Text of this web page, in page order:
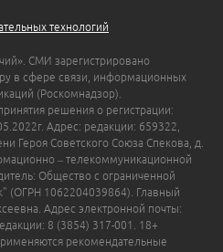
технологий
СМИ зарегистрировано
в сфере связи, информационных
(Роскомнадзор).
решения о регистрации:
Адрес: редакции: 659322,
Героя Советского Союза Спекова, д.
– телекоммуникационной
Общество с ограниченной
(ОГРН 1062204039864). Главный
Адрес электронной почты:
8 (3854) 317-001. 18+
рекомендательные